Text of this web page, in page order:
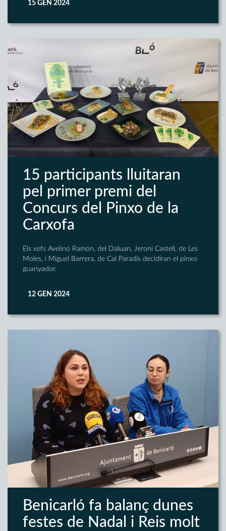
15 GEN 2024
15 participants lluitaran
pel primer premi del
Concurs del Pinxo de la
Carxofa
Els xefs Avelino Ramón, del Daluan, Jeroni Castell, de Les
Moles, i Miguel Barrera, de Cal Paradís decidiran el pinxo
guanyador.
12 GEN 2024
Benicarló fa balanç dunes
festes de Nadal i Reis molt